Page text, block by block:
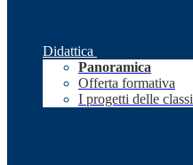
Didattica
Panoramica
Offerta formativa
I progetti delle classi